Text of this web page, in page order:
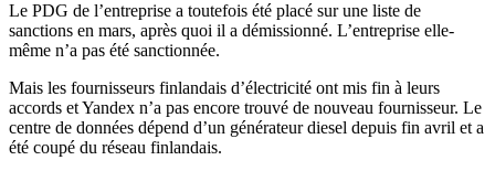
Le PDG de l’entreprise a toutefois été placé sur une liste de
sanctions en mars, après quoi il a démissionné. L’entreprise elle-
même n’a pas été sanctionnée.
Mais les fournisseurs finlandais d’électricité ont mis fin à leurs
accords et Yandex n’a pas encore trouvé de nouveau fournisseur. Le
centre de données dépend d’un générateur diesel depuis fin avril et a
été coupé du réseau finlandais.